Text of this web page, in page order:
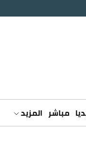
مباشر المزيد